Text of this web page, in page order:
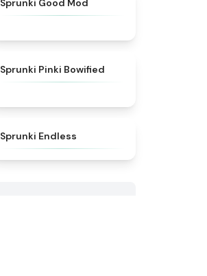
Sprunki Good Mod
Sprunki Pinki Bowified
Sprunki Endless